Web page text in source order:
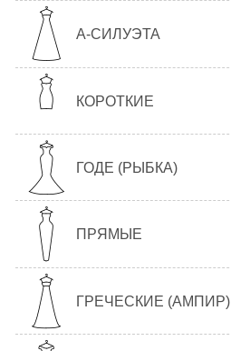
А-СИЛУЭТА
КОРОТКИЕ
ГОДЕ (РЫБКА)
ПРЯМЫЕ
ГРЕЧЕСКИЕ (АМПИР)